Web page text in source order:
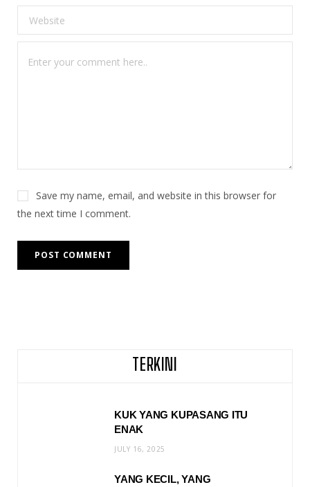
Save my name, email, and website in this browser for
the next time I comment.
TERKINI
KUK YANG KUPASANG ITU
ENAK
JULY 16, 2025
YANG KECIL, YANG